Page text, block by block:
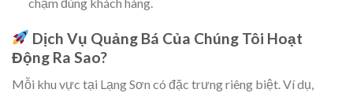
Dịch Vụ Quảng Bá Của Chúng Tôi Hoạt
Động Ra Sao?
Mỗi khu vực tại Lạng Sơn có đặc trưng riêng biệt. Ví dụ,